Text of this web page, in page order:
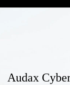
Audax